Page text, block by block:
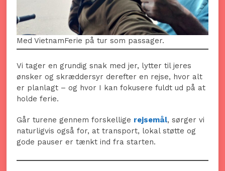
Med VietnamFerie på tur som passager.
Vi tager en grundig snak med jer, lytter til jeres
ønsker og skræddersyr derefter en rejse, hvor alt
er planlagt – og hvor I kan fokusere fuldt ud på at
holde ferie.
Går turene gennem forskellige rejsemål, sørger vi
naturligvis også for, at transport, lokal støtte og
gode pauser er tænkt ind fra starten.